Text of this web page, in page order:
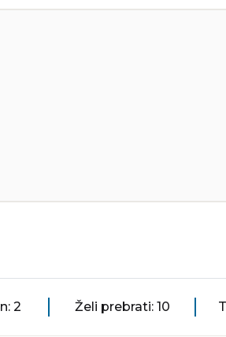
2 Želi prebrati: 10